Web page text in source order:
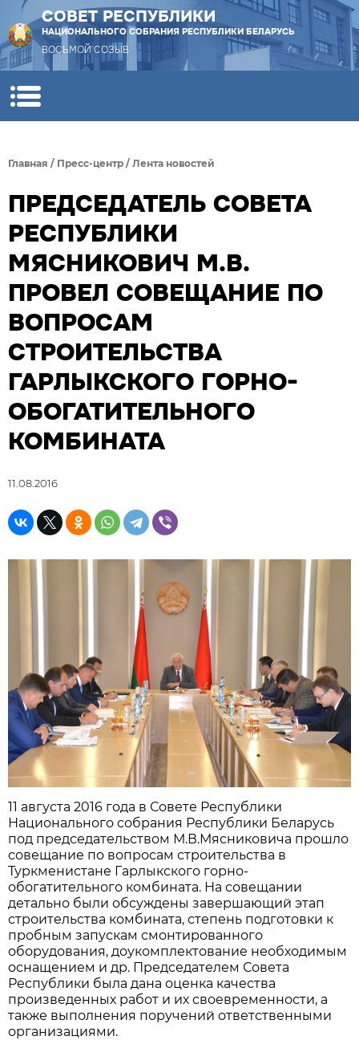
СОВЕТ РЕСПУБЛИКИ
НАЦИОНАЛЬНОГО СОБРАНИЯ РЕСПУБЛИКИ БЕЛАРУСЬ
ВОСЬМОЙ СОЗЫВ
Главная / Пресс-центр / Лента новостей
ПРЕДСЕДАТЕЛЬ СОВЕТА
РЕСПУБЛИКИ
МЯСНИКОВИЧ М.В.
ПРОВЕЛ СОВЕЩАНИЕ ПО
ВОПРОСАМ
СТРОИТЕЛЬСТВА
ГАРЛЫКСКОГО ГОРНО-
ОБОГАТИТЕЛЬНОГО
КОМБИНАТА
11.08.2016
11 августа 2016 года в Совете Республики
Национального собрания Республики Беларусь
под председательством М.В.Мясниковича прошло
совещание по вопросам строительства в
Туркменистане Гарлыкского горно-
обогатительного комбината. На совещании
детально были обсуждены завершающий этап
строительства комбината, степень подготовки к
пробным запускам смонтированного
оборудования, доукомплектование необходимым
оснащением и др. Председателем Совета
Республики была дана оценка качества
произведенных работ и их своевременности, а
также выполнения поручений ответственными
организациями.